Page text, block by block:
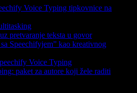
Voice Typing tipkovnice na
pretvaranje teksta u govor
Speechifyjem” kao kreativnog
Voice Typing
paket za autore koji žele raditi